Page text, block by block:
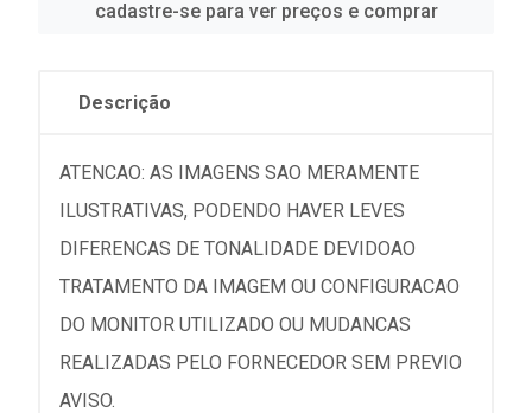
cadastre-se para ver preços e comprar
Descrição
ATENCAO: AS IMAGENS SAO MERAMENTE
ILUSTRATIVAS, PODENDO HAVER LEVES
DIFERENCAS DE TONALIDADE DEVIDOAO
TRATAMENTO DA IMAGEM OU CONFIGURACAO
DO MONITOR UTILIZADO OU MUDANCAS
REALIZADAS PELO FORNECEDOR SEM PREVIO
AVISO.